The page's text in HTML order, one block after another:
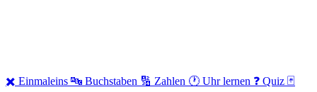
✖️ Einmaleins 🔤 Buchstaben 🔢 Zahlen 🕐 Uhr lernen ❓ Quiz 🃏